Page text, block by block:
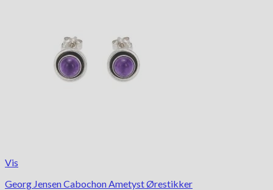
Vis
Georg Jensen Cabochon Ametyst Ørestikker